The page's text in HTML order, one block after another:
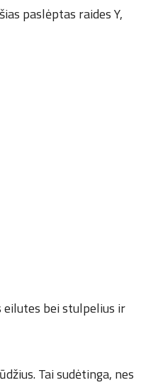
paslėptas raides Y,
bei stulpelius ir
Tai sudėtinga, nes